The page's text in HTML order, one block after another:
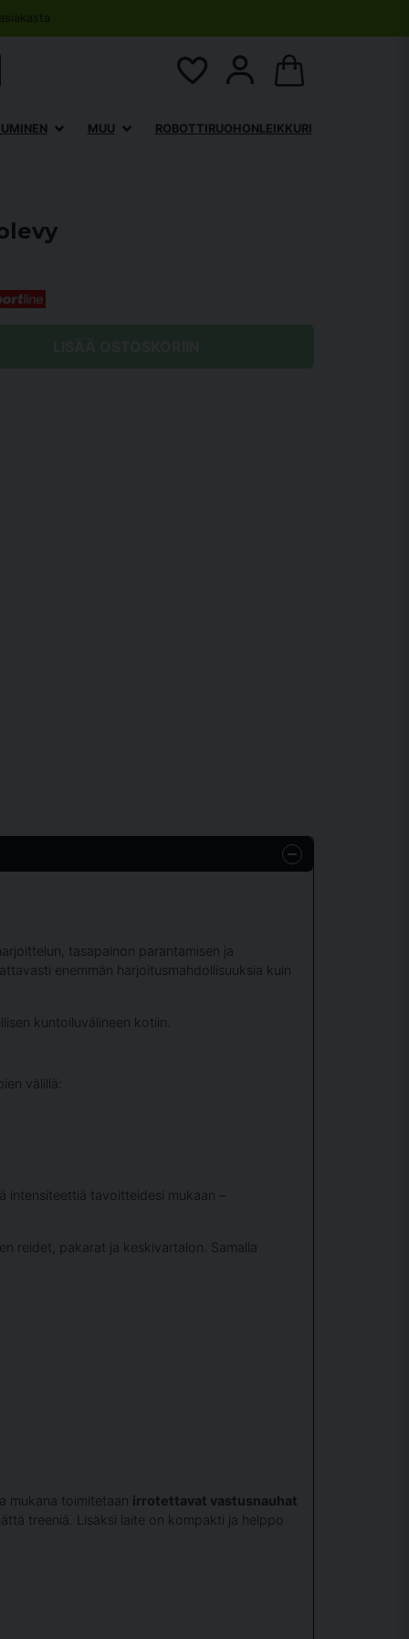
MUU ROBOTTIRUOHONLEIKKURI
tasapainon parantamisen ja
enemmän harjoitusmahdollisuuksia kuin
kuntoiluvälineen kotiin.
välillä:
tavoitteidesi mukaan –
reidet, pakarat ja keskivartalon. Samalla
mukana toimitetaan irrotettavat vastusnauhat
treeniä. Lisäksi laite on kompakti ja helppo